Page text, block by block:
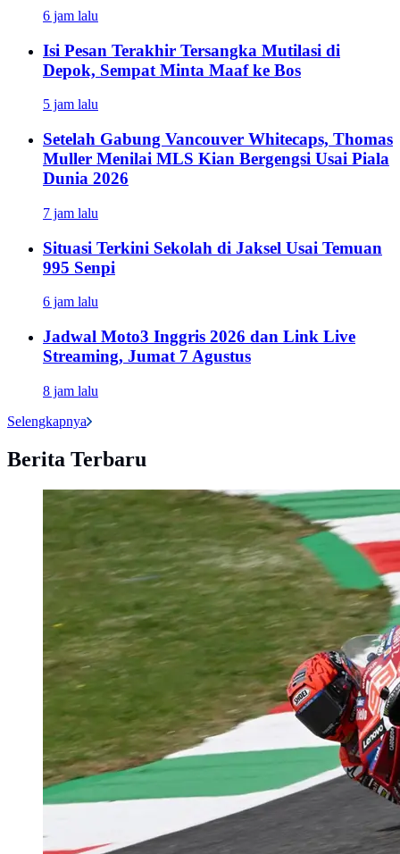
6 jam lalu
Isi Pesan Terakhir Tersangka Mutilasi di
Depok, Sempat Minta Maaf ke Bos
5 jam lalu
Setelah Gabung Vancouver Whitecaps, Thomas
Muller Menilai MLS Kian Bergengsi Usai Piala
Dunia 2026
7 jam lalu
Situasi Terkini Sekolah di Jaksel Usai Temuan
995 Senpi
6 jam lalu
Jadwal Moto3 Inggris 2026 dan Link Live
Streaming, Jumat 7 Agustus
8 jam lalu
Selengkapnya
Berita Terbaru